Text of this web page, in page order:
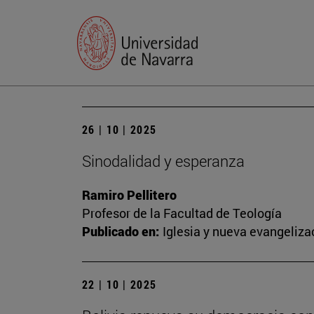
26 | 10 | 2025
Sinodalidad y esperanza
Ramiro Pellitero
Profesor de la Facultad de Teología
Publicado en: Iglesia y nueva
22 | 10 | 2025